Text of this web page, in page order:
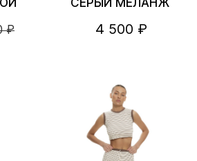
₽
СЕРЫЙ МЕЛАНЖ
4 500 ₽